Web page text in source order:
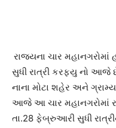
રાજ્યના ચાર મહાનગરોમાં
સુધી રાત્રી કરફ્યુ નો આજે
નાના મોટા શહેર અને
આજે આ ચાર મહાનગરોમાં
તા.28 ફેબ્રુઆરી સુધી